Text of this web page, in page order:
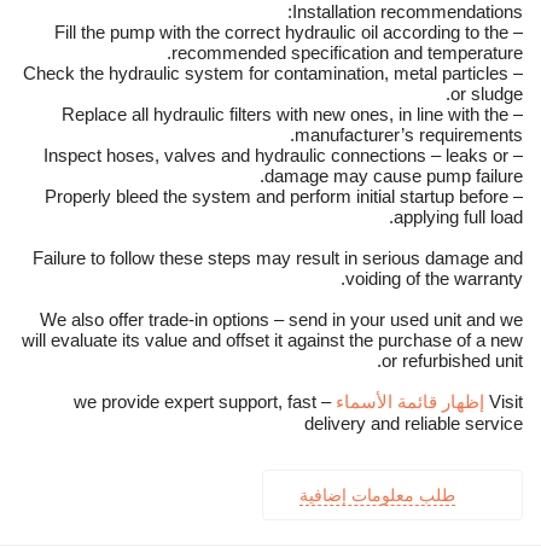
Installation recommendations:
– Fill the pump with the correct hydraulic oil according to the
recommended specification and temperature.
– Check the hydraulic system for contamination, metal particles
or sludge.
– Replace all hydraulic filters with new ones, in line with the
manufacturer’s requirements.
– Inspect hoses, valves and hydraulic connections – leaks or
damage may cause pump failure.
– Properly bleed the system and perform initial startup before
applying full load.
Failure to follow these steps may result in serious damage and
voiding of the warranty.
We also offer trade-in options – send in your used unit and we
will evaluate its value and offset it against the purchase of a new
or refurbished unit.
Visit إظهار قائمة الأسماء
– we provide expert support, fast
delivery and reliable service
طلب معلومات إضافية